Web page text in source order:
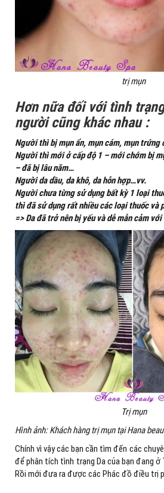
trị mụn
Hơn nữa đối với tình
người cũng khác nhau :
Người thì bị mụn ẩn, mụn cám, mụn trứng
Người thì mới ở cấp độ 1 – mới chớm bị
– đã bị lâu năm…
Người da dầu, da khô, da hỗn hợp…vv.
Người chưa từng sử dụng bất kỳ 1 loại
thì đã sử dụng rất nhiều các loại thuốc và
=> Da đã trở nên bị yếu và dễ mẫn cảm
Trị mụn
Hình ảnh: Khách hàng trị mụn tại Hana
Chính vì vậy các bạn cần tìm đến các
để phân tích tình trạng Da của bạn đang
Rồi mới đưa ra được các Phác đồ điều trị